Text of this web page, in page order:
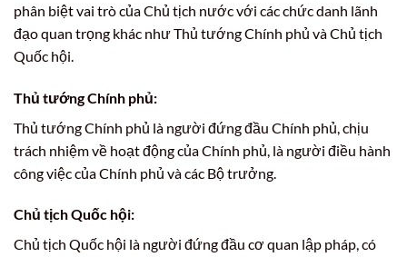
phân biệt vai trò của Chủ tịch nước với các chức danh lãnh
đạo quan trọng khác như Thủ tướng Chính phủ và Chủ tịch
Quốc hội.
Thủ tướng Chính phủ:
Thủ tướng Chính phủ là người đứng đầu Chính phủ, chịu
trách nhiệm về hoạt động của Chính phủ, là người điều hành
công việc của Chính phủ và các Bộ trưởng.
Chủ tịch Quốc hội:
Chủ tịch Quốc hội là người đứng đầu cơ quan lập pháp, có